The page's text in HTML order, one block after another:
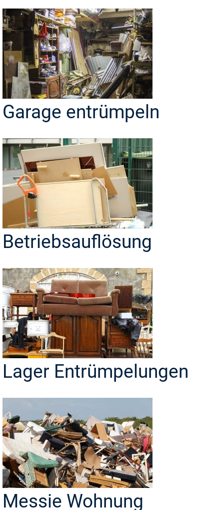
Garage entrümpeln
Betriebsauflösung
Lager Entrümpelungen
Messie Wohnung